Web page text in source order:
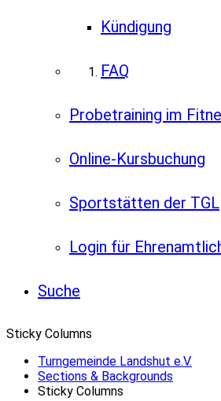
Kündigung
FAQ
Probetraining im
Online-Kursbuchung
Sportstätten der TGL
Login für
Suche
Sticky Columns
Turngemeinde Landshut e.V.
Sections & Backgrounds
Sticky Columns